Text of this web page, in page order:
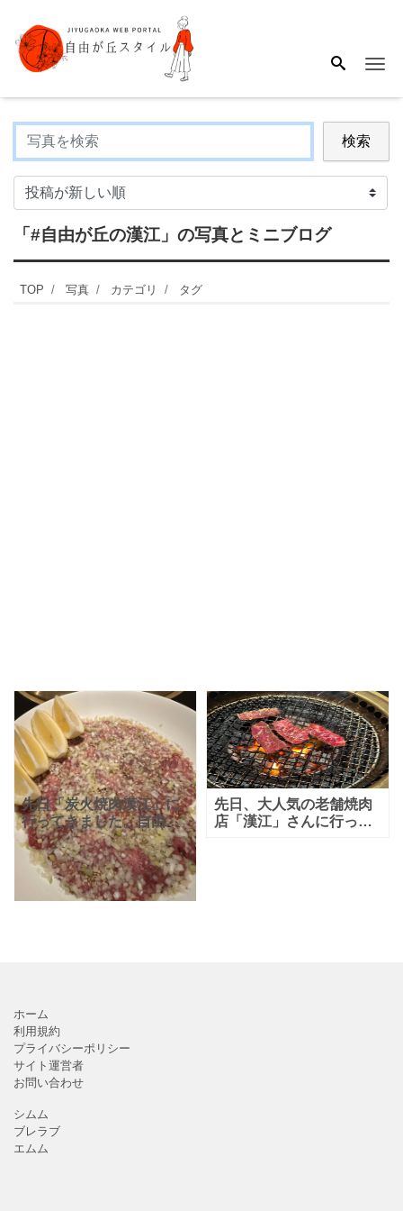
検索
「#自由が丘の漢江」 の写真とミニブログ
TOP 写真 カテゴリ タグ
先日「炭火焼肉漢江」に
行ってきました。自由が
丘駅から徒歩5分、学園通
り沿いにある炭火焼肉の
老舗の名店です。 看板商
品は漢江自慢のネギ塩焼
先日、大人気の老舗焼肉
店「漢江」さんに行って
ホーム
利用規約
プライバシーポリシー
サイト運営者
お問い合わせ
シムム
ブレラブ
エムム